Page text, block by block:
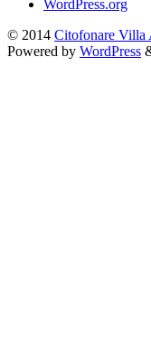
WordPress.org
© 2014 Citofonare Villa
Powered by WordPress